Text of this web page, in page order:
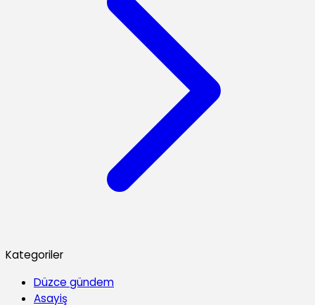
Kategoriler
Düzce gündem
Asayiş